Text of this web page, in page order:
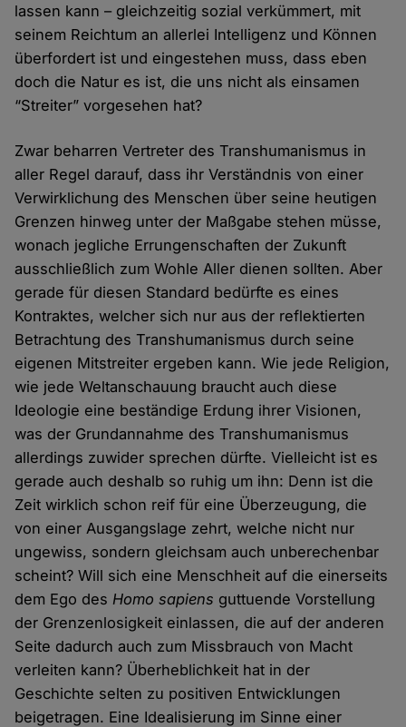
lassen kann – gleichzeitig sozial verkümmert, mit
seinem Reichtum an allerlei Intelligenz und Können
überfordert ist und eingestehen muss, dass eben
doch die Natur es ist, die uns nicht als einsamen
“Streiter” vorgesehen hat?
Zwar beharren Vertreter des Transhumanismus in
aller Regel darauf, dass ihr Verständnis von einer
Verwirklichung des Menschen über seine heutigen
Grenzen hinweg unter der Maßgabe stehen müsse,
wonach jegliche Errungenschaften der Zukunft
ausschließlich zum Wohle Aller dienen sollten. Aber
gerade für diesen Standard bedürfte es eines
Kontraktes, welcher sich nur aus der reflektierten
Betrachtung des Transhumanismus durch seine
eigenen Mitstreiter ergeben kann. Wie jede Religion,
wie jede Weltanschauung braucht auch diese
Ideologie eine beständige Erdung ihrer Visionen,
was der Grundannahme des Transhumanismus
allerdings zuwider sprechen dürfte. Vielleicht ist es
gerade auch deshalb so ruhig um ihn: Denn ist die
Zeit wirklich schon reif für eine Überzeugung, die
von einer Ausgangslage zehrt, welche nicht nur
ungewiss, sondern gleichsam auch unberechenbar
scheint? Will sich eine Menschheit auf die einerseits
dem Ego des Homo sapiens guttuende Vorstellung
der Grenzenlosigkeit einlassen, die auf der anderen
Seite dadurch auch zum Missbrauch von Macht
verleiten kann? Überheblichkeit hat in der
Geschichte selten zu positiven Entwicklungen
beigetragen. Eine Idealisierung im Sinne einer